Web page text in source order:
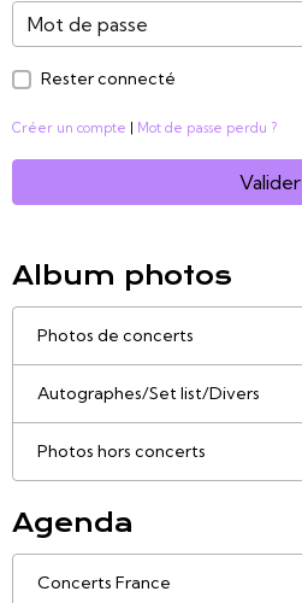
Rester connecté
Créer un compte Mot de passe perdu ?
Valider
Album photos
Photos de concerts
Autographes/Set list/Divers
Photos hors concerts
Agenda
Concerts France